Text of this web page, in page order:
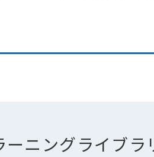
ニングライブラ